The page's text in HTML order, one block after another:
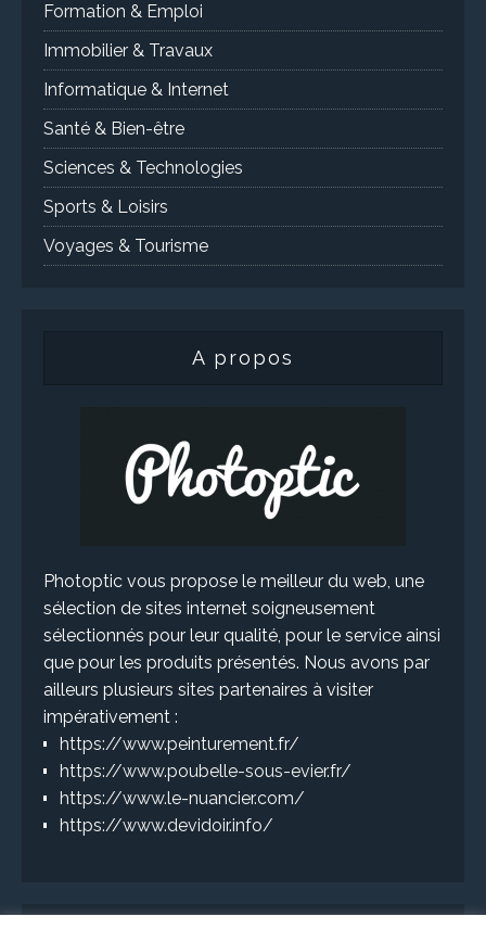
Formation & Emploi
Immobilier & Travaux
Informatique & Internet
Santé & Bien-être
Sciences & Technologies
Sports & Loisirs
Voyages & Tourisme
A propos
Photoptic vous propose le meilleur du web, une
sélection de sites internet soigneusement
sélectionnés pour leur qualité, pour le service ainsi
que pour les produits présentés. Nous avons par
ailleurs plusieurs sites partenaires à visiter
impérativement :
https://www.peinturement.fr/
https://www.poubelle-sous-evier.fr/
https://www.le-nuancier.com/
https://www.devidoir.info/